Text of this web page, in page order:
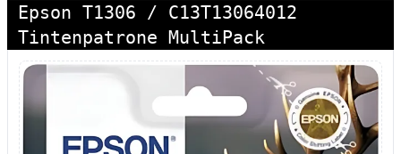
Epson T1306 / C13T13064012
Tintenpatrone MultiPack